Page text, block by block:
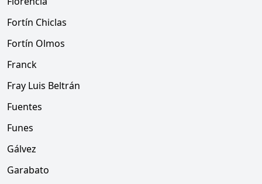
Fortín Chiclas
Fortín Olmos
Franck
Fray Luis Beltrán
Fuentes
Funes
Gálvez
Garabato